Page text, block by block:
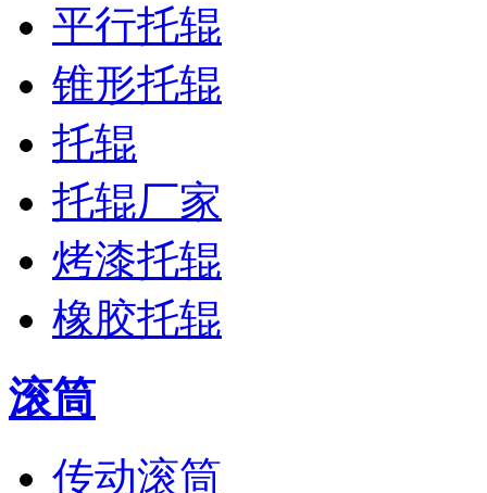
平行托辊
锥形托辊
托辊
托辊厂家
烤漆托辊
橡胶托辊
滚筒
传动滚筒